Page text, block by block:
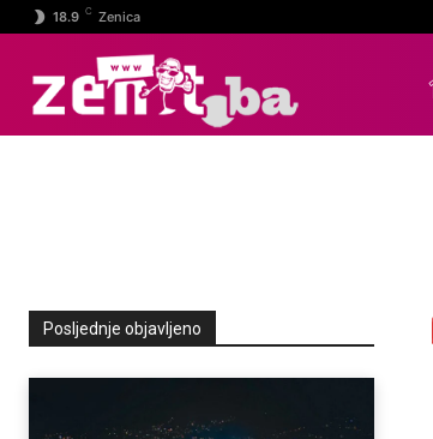
18.9 C Zenica
Posljednje objavljeno